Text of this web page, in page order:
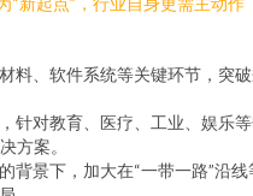
料、软件系统等关键环节，突
针对教育、医疗、工业、娱乐
方案。
背景下，加大在“一带一路”沿线